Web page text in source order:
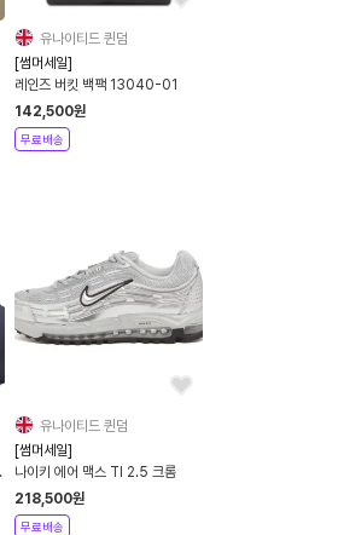
유나이티드 퀸덤
[썸머세일]
레인즈 버킷 백팩 13040-01
142,500원
무료배송
유나이티드 퀸덤
[썸머세일]
나이키 에어 맥스 Tl 2.5 크롬
218,500원
무료배송